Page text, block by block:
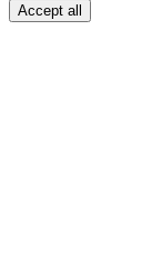
Accept all